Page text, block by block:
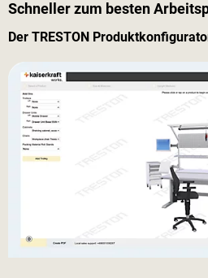
Schneller zum besten
Der TRESTON